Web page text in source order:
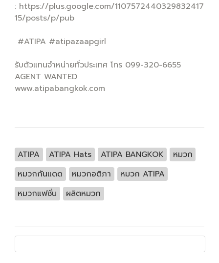
: https://plus.google.com/1107572440329832417
15/posts/p/pub
#ATIPA #atipazaapgirl
รับตัวแทนจำหน่ายทั่วประเทศ โทร 099-320-6655
AGENT WANTED
www.atipabangkok.com
ATIPA ATIPA Hats ATIPA BANGKOK
หมวก
หมวกกันแดด
หมวกอติภา
หมวก ATIPA
หมวกแฟชั่น
ผลิตหมวก